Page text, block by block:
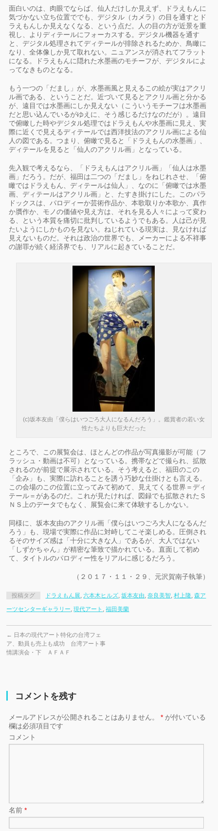
面白いのは、肉眼でならば、仙人だけしか見えず、ドラえもんに
気づかない立ち位置ででも、デジタル（カメラ）の目を通すとド
ラえもんしか見えなくなる、という点だ。人の目の方が近景を重
視し、よりディテールにフォーカスする。デジタル機器を通す
と、デジタル処理されてディテールが排除されるためか、鳥瞰に
なり、全体像しか見て取れない。ニュアンスが消されてフラット
になる。ドラえもんに隠れた水墨画のモチーフが、デジタルによ
ってなきものとなる。
もう一つの「だまし」が、水墨画風と見えるこの絵が実はアクリ
ル画である、ということだ。近づいて見るとアクリル画と分かる
が、遠目では水墨画にしか見えない（こういうモチーフは水墨画
だと思い込んでいるがゆえに、そう感じるだけなのだが）。遠目
で俯瞰した時やデジタル処理ではドラえもんや水墨画に見え、実
際に近くで見えるディテールでは西洋技法のアクリル画による仙
人の図である。つまり、俯瞰で見ると「ドラえもんの水墨画」、
ディテールを見ると「仙人のアクリル画」となっている。
先入観で考えるなら、「ドラえもんはアクリル画」「仙人は水墨
画」だろう。だが、福田は二つの「だまし」をねじれさせ、「俯
瞰ではドラえもん、ディテールは仙人」、なのに「俯瞰では水墨
画、ディテールはアクリル画」と、たすき掛けにした。このパラ
ドックスは、パロディーか芸術作品か、本歌取りか本歌か、真作
か贋作か、モノの価値や見え方は、それを見る人々によって変わ
る、という本質を痛切に批判しているようでもある。人は己が見
たいようにしかものを見ない。ねじれている現実は、見なければ
見えないものだ。それは政治の世界でも、メーカーによる不祥事
の謝罪が続く経済界でも、リアルに起きていることだ。
(c)坂本友由「僕らはいつごろ大人になるんだろう」。鑑賞者の若い女
性たちよりも巨大だった
ところで、この展覧会は、ほとんどの作品が写真撮影が可能（フ
ラッシュ・動画は不可）となっている。携帯などで撮られ、拡散
されるのが前提で展示されている。そう考えると、福田のこの
「企み」も、実際に訪れることを誘う巧妙な仕掛けとも言える。
この会場のこの位置に立ってみて初めて、見えてくる世界＝ディ
テール＝があるのだ。これが見たければ、図録でも拡散されたＳ
ＮＳ上のデータでもなく、展覧会に来て体験するしかない。
同様に、坂本友由のアクリル画「僕らはいつごろ大人になるんだ
ろう」も、現場で実際に作品に対峙してこそ楽しめる。圧倒され
るそのサイズ感は「十分に大きな人」であるが、大人ではない
「しずかちゃん」が精密な筆致で描かれている。直面して初め
て、タイトルのパロディー性をリアルに感じるだろう。
（２０１７・１１・２９、元沢賀南子執筆）
投稿タグ ドラえもん展,六本木ヒルズ,坂本友由,奈良美智,村上隆,森ア
ーツセンターギャラリー,現代アート ,福田美蘭
← 日本の現代アート特化の台湾フェ
ア、動員も売上も成功 台湾アート事
情講演会・下 ＡＦＡＦ
コメントを残す
メールアドレスが公開されることはありません。 * が付いている
欄は必須項目です
コメント
名前*